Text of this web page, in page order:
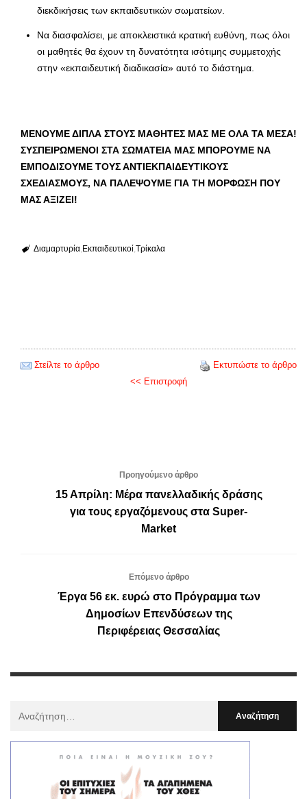
διεκδικήσεις των εκπαιδευτικών σωματείων.
Να διασφαλίσει, με αποκλειστικά κρατική ευθύνη, πως όλοι
οι μαθητές θα έχουν τη δυνατότητα ισότιμης συμμετοχής
στην «εκπαιδευτική διαδικασία» αυτό το διάστημα.
ΜΕΝΟΥΜΕ ΔΙΠΛΑ ΣΤΟΥΣ ΜΑΘΗΤΕΣ ΜΑΣ ΜΕ ΟΛΑ ΤΑ ΜΕΣΑ!
ΣΥΣΠΕΙΡΩΜΕΝΟΙ ΣΤΑ ΣΩΜΑΤΕΙΑ ΜΑΣ ΜΠΟΡΟΥΜΕ ΝΑ
ΕΜΠΟΔΙΣΟΥΜΕ ΤΟΥΣ ΑΝΤΙΕΚΠΑΙΔΕΥΤΙΚΟΥΣ
ΣΧΕΔΙΑΣΜΟΥΣ, ΝΑ ΠΑΛΕΨΟΥΜΕ ΓΙΑ ΤΗ ΜΟΡΦΩΣΗ ΠΟΥ
ΜΑΣ ΑΞΙΖΕΙ!
Διαμαρτυρία Εκπαιδευτικοί Τρίκαλα
Στείλτε το άρθρο
Εκτυπώστε το άρθρο
<< Επιστροφή
Προηγούμενο άρθρο
15 Απρίλη: Μέρα πανελλαδικής δράσης
για τους εργαζόμενους στα Super-
Market
Επόμενο άρθρο
Έργα 56 εκ. ευρώ στο Πρόγραμμα των
Δημοσίων Επενδύσεων της
Περιφέρειας Θεσσαλίας
: